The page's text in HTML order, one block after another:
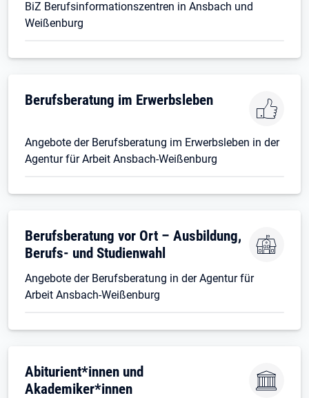
BiZ Berufsinformationszentren in Ansbach und
Weißenburg
Berufsberatung im Erwerbsleben
Angebote der Berufsberatung im Erwerbsleben in der
Agentur für Arbeit Ansbach-Weißenburg
Berufsberatung vor Ort – Ausbildung,
Berufs- und Studienwahl
Angebote der Berufsberatung in der Agentur für
Arbeit Ansbach-Weißenburg
Abiturient*innen und
Akademiker*innen